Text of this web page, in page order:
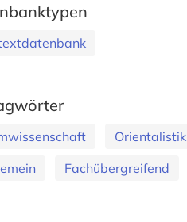
Orientalistik
Fachübergreifend